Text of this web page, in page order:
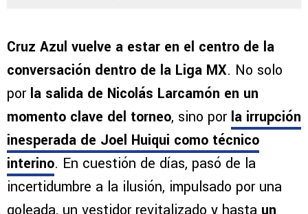
Cruz Azul vuelve a estar en el centro de la
conversación dentro de la Liga MX. No solo
por la salida de Nicolás Larcamón en un
momento clave del torneo, sino por la irrupción
inesperada de Joel Huiqui como técnico
interino. En cuestión de días, pasó de la
incertidumbre a la ilusión, impulsado por una